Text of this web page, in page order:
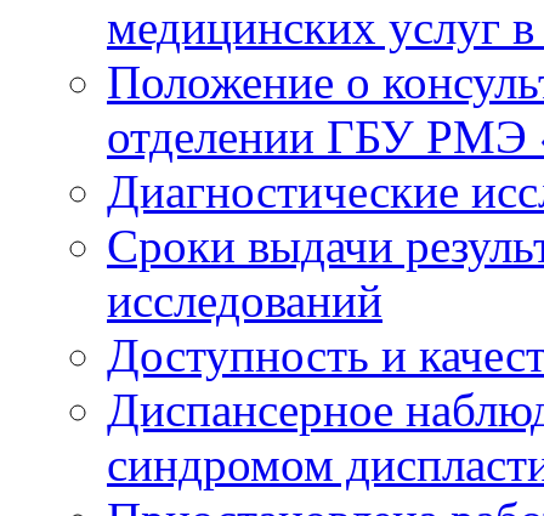
медицинских
Положение о
отделении ГБУ
Диагностические
Сроки выдачи
исследований
Доступность и
Диспансерное
синдромом